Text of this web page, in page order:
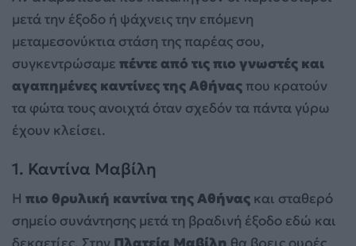
μετά την έξοδο ή ψάχνεις την επόμενη
μεταμεσονύκτια στάση της παρέας σου,
συγκεντρώσαμε πέντε από τις πιο γνωστές και
αγαπημένες καντίνες της Αθήνας που κρατούν
τα φώτα τους ανοιχτά όταν σχεδόν τα πάντα γύρω
έχουν κλείσει.
1. Καντίνα Μαβίλη
Η πιο θρυλική καντίνα της Αθήνας και σταθερό
σημείο συνάντησης μετά τη βραδινή έξοδο εδώ και